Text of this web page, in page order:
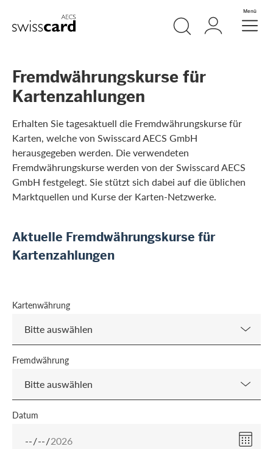
Header
Logo Meta Navigation
SucheLogin Menü
Fremdwährungskurse für
Kartenzahlungen
Erhalten Sie tagesaktuell die Fremdwährungskurse für
Karten, welche von Swisscard AECS GmbH
herausgegeben werden. Die verwendeten
Fremdwährungskurse werden von der Swisscard AECS
GmbH festgelegt. Sie stützt sich dabei auf die üblichen
Marktquellen und Kurse der Karten-Netzwerke.
Aktuelle Fremdwährungskurse für
Kartenzahlungen
Kartenwährung
Fremdwährung
Datum